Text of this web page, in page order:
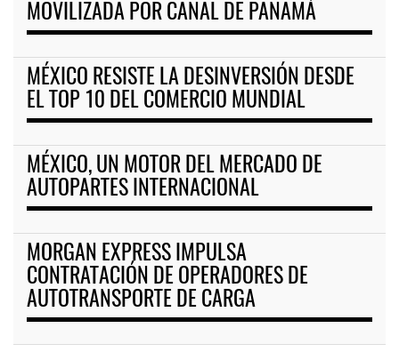
MOVILIZADA POR CANAL DE PANAMÁ
MÉXICO RESISTE LA DESINVERSIÓN DESDE
EL TOP 10 DEL COMERCIO MUNDIAL
MÉXICO, UN MOTOR DEL MERCADO DE
AUTOPARTES INTERNACIONAL
MORGAN EXPRESS IMPULSA
CONTRATACIÓN DE OPERADORES DE
AUTOTRANSPORTE DE CARGA